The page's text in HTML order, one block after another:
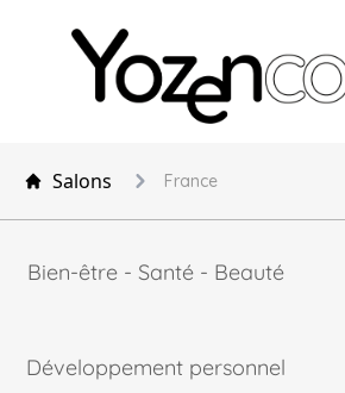
Yozenco - Organisateur de
Salons France
Bien-être - Santé - Beauté
Développement personnel